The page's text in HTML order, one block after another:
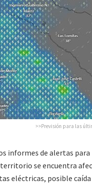
>>Previsión para las
informes de alertas para
se encuentra
eléctricas, posible